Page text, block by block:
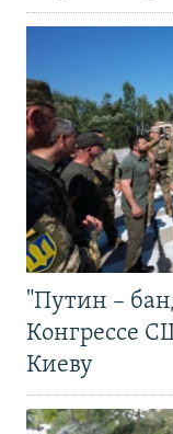
"Путин –
Конгрессе
Киеву